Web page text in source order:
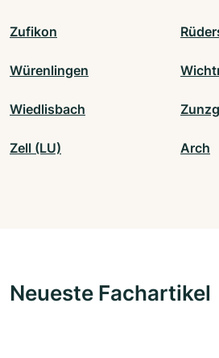
Zufikon
Würenlingen
Wiedlisbach
Zell (LU) Arch
Neueste Fachartikel